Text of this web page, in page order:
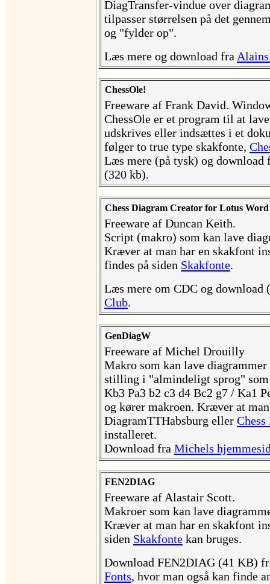
DiagTransfer-vindue over
tilpasser størrelsen på det
og "fylder op".
Læs mere og download fra
ChessOle!
Freeware af Frank David.
ChessOle er et program til at
udskrives eller indsættes i et
følger to true type skakfonte,
Læs mere (på tysk) og download
(320 kb).
Chess Diagram Creator for Lotus
Freeware af Duncan Keith.
Script (makro) som kan lave
Kræver at man har en skakfont
findes på siden Skakfonte.
Læs mere om CDC og
Club.
GenDiagW
Freeware af Michel Drouilly
Makro som kan lave
stilling i "almindeligt sprog"
Kb3 Pa3 b2 c3 d4 Bc2 g7 / Ka1
og kører makroen. Kræver at
DiagramTTHabsburg eller
installeret.
Download fra Michels
FEN2DIAG
Freeware af Alastair Scott.
Makroer som kan lave
Kræver at man har en skakfont
siden Skakfonte kan bruges.
Download FEN2DIAG (41 KB)
Fonts, hvor man også kan finde